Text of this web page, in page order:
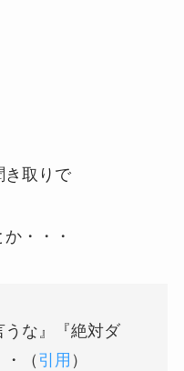
き取りで
・・・
な』『絶対ダ
・（ 引用 ）